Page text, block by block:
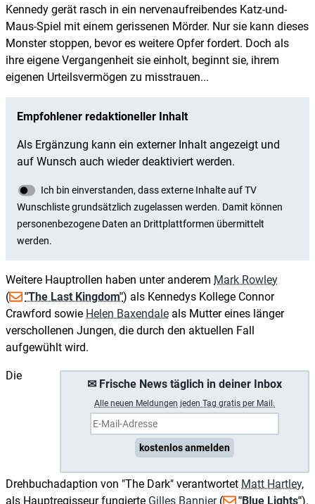
Kennedy gerät rasch in ein nervenaufreibendes Katz-und-
Maus-Spiel mit einem gerissenen Mörder. Nur sie kann dieses
Monster stoppen, bevor es weitere Opfer fordert. Doch als
ihre eigene Vergangenheit sie einholt, beginnt sie, ihrem
eigenen Urteilsvermögen zu misstrauen...
Weitere Hauptrollen haben unter anderem Mark Rowley
(
"The Last Kingdom") als Kennedys Kollege Connor
Crawford sowie Helen Baxendale als Mutter eines länger
verschollenen Jungen, die durch den aktuellen Fall
aufgewühlt wird.
✉ Frische News täglich in deiner Inbox
Alle neuen Meldungen jeden Tag gratis per Mail.
kostenlos anmelden
Die
Drehbuchadaption von "The Dark" verantwortet Matt Hartley,
als Hauptregisseur fungierte Gilles Bannier( "Blue Lights").